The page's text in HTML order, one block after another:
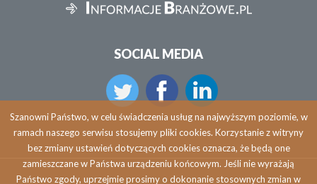
SOCIAL MEDIA
Szanowni Państwo, w celu świadczenia usług na najwyższym poziomie, w
ramach naszego serwisu stosujemy pliki cookies. Korzystanie z witryny
bez zmiany ustawień dotyczących cookies oznacza, że będą one
zamieszczane w Państwa urządzeniu końcowym. Jeśli nie wyrażają
Państwo zgody, uprzejmie prosimy o dokonanie stosownych zmian w